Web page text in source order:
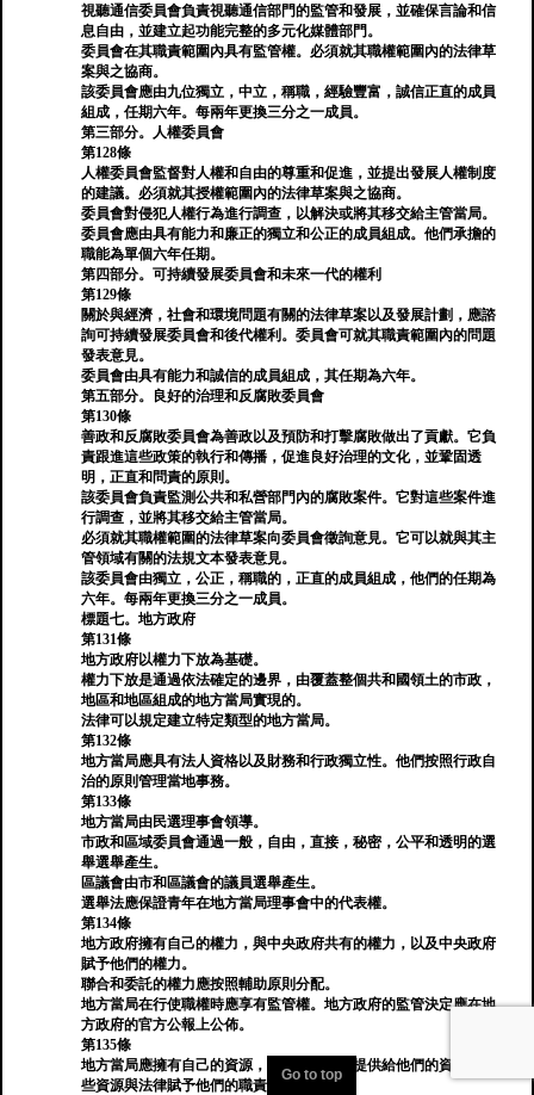
視聽通信委員會負責視聽通信部門的監管和發展，並確保言論和信
息自由，並建立起功能完整的多元化媒體部門。
委員會在其職責範圍內具有監管權。必須就其職權範圍內的法律草
案與之協商。
該委員會應由九位獨立，中立，稱職，經驗豐富，誠信正直的成員
組成，任期六年。每兩年更換三分之一成員。
第三部分。人權委員會
第128條
人權委員會監督對人權和自由的尊重和促進，並提出發展人權制度
的建議。必須就其授權範圍內的法律草案與之協商。
委員會對侵犯人權行為進行調查，以解決或將其移交給主管當局。
委員會應由具有能力和廉正的獨立和公正的成員組成。他們承擔的
職能為單個六年任期。
第四部分。可持續發展委員會和未來一代的權利
第129條
關於與經濟，社會和環境問題有關的法律草案以及發展計劃，應諮
詢可持續發展委員會和後代權利。委員會可就其職責範圍內的問題
發表意見。
委員會由具有能力和誠信的成員組成，其任期為六年。
第五部分。良好的治理和反腐敗委員會
第130條
善政和反腐敗委員會為善政以及預防和打擊腐敗做出了貢獻。它負
責跟進這些政策的執行和傳播，促進良好治理的文化，並鞏固透
明，正直和問責的原則。
該委員會負責監測公共和私營部門內的腐敗案件。它對這些案件進
行調查，並將其移交給主管當局。
必須就其職權範圍的法律草案向委員會徵詢意見。它可以就與其主
管領域有關的法規文本發表意見。
該委員會由獨立，公正，稱職的，正直的成員組成，他們的任期為
六年。每兩年更換三分之一成員。
標題七。地方政府
第131條
地方政府以權力下放為基礎。
權力下放是通過依法確定的邊界，由覆蓋整個共和國領土的市政，
地區和地區組成的地方當局實現的。
法律可以規定建立特定類型的地方當局。
第132條
地方當局應具有法人資格以及財務和行政獨立性。他們按照行政自
治的原則管理當地事務。
第133條
地方當局由民選理事會領導。
市政和區域委員會通過一般，自由，直接，秘密，公平和透明的選
舉選舉產生。
區議會由市和區議會的議員選舉產生。
選舉法應保證青年在地方當局理事會中的代表權。
第134條
地方政府擁有自己的權力，與中央政府共有的權力，以及中央政府
賦予他們的權力。
聯合和委託的權力應按照輔助原則分配。
地方當局在行使職權時應享有監管權。地方政府的監管決定應在地
方政府的官方公報上公佈。
第135條
地方當局應擁有自己的資源，以及中央政府提供給他們的資源，這
些資源與法律賦予他們的職責成比例。
Go to top